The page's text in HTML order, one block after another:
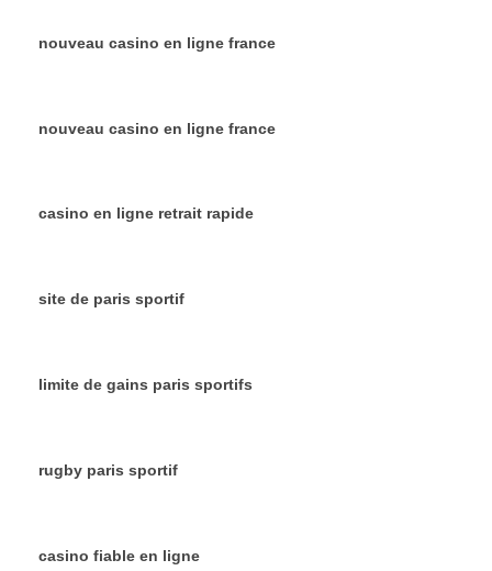
nouveau casino en ligne france
nouveau casino en ligne france
casino en ligne retrait rapide
site de paris sportif
limite de gains paris sportifs
rugby paris sportif
casino fiable en ligne